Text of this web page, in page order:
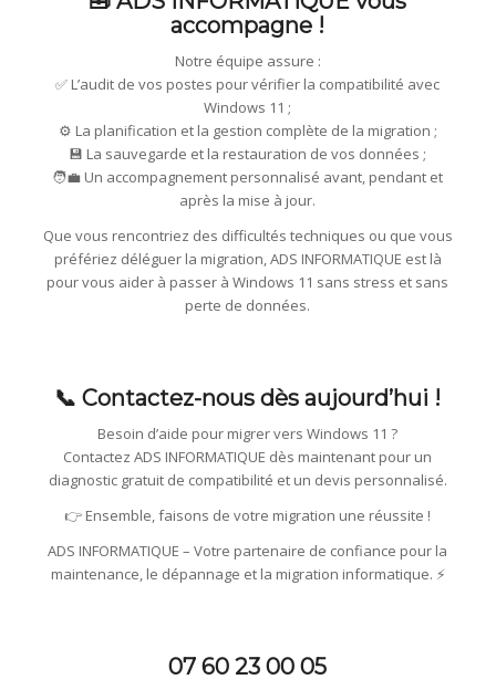
accompagne !
Notre équipe assure :
✅ L’audit de vos postes pour vérifier la compatibilité avec
Windows 11 ;
⚙️ La planification et la gestion complète de la migration ;
💾 La sauvegarde et la restauration de vos données ;
🧑‍💼 Un accompagnement personnalisé avant, pendant et
après la mise à jour.
Que vous rencontriez des difficultés techniques ou que vous
préfériez déléguer la migration, ADS INFORMATIQUE est là
pour vous aider à passer à Windows 11 sans stress et sans
perte de données.
📞 Contactez-nous dès aujourd’hui !
Besoin d’aide pour migrer vers Windows 11 ?
Contactez ADS INFORMATIQUE dès maintenant pour un
diagnostic gratuit de compatibilité et un devis personnalisé.
👉 Ensemble, faisons de votre migration une réussite !
ADS INFORMATIQUE – Votre partenaire de confiance pour la
maintenance, le dépannage et la migration informatique. ⚡
07 60 23 00 05